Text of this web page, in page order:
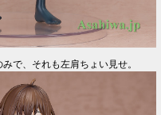
で、それも左肩ちょい見せ。